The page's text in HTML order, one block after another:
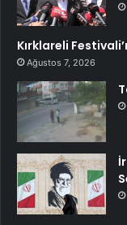
Kırklareli
Ağustos 7, 2026